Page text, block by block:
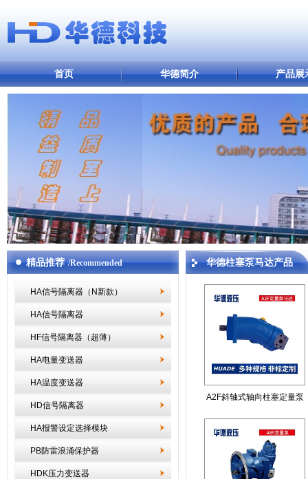
首页 华德简介 产品展
精品推荐 /Recommended
HA信号隔离器（N新款）
HA信号隔离器
HF信号隔离器（超薄）
HA电量变送器
HA温度变送器
HD信号隔离器
HA报警设定选择模块
PB防雷浪涌保护器
HDK压力变送器
华德柱塞泵马达产品
A2F斜轴式轴向柱塞定量泵